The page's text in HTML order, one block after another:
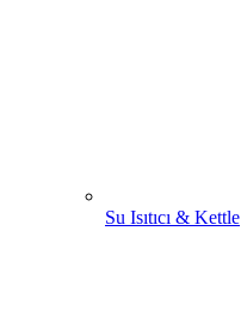
Su Isıtıcı & Kettle